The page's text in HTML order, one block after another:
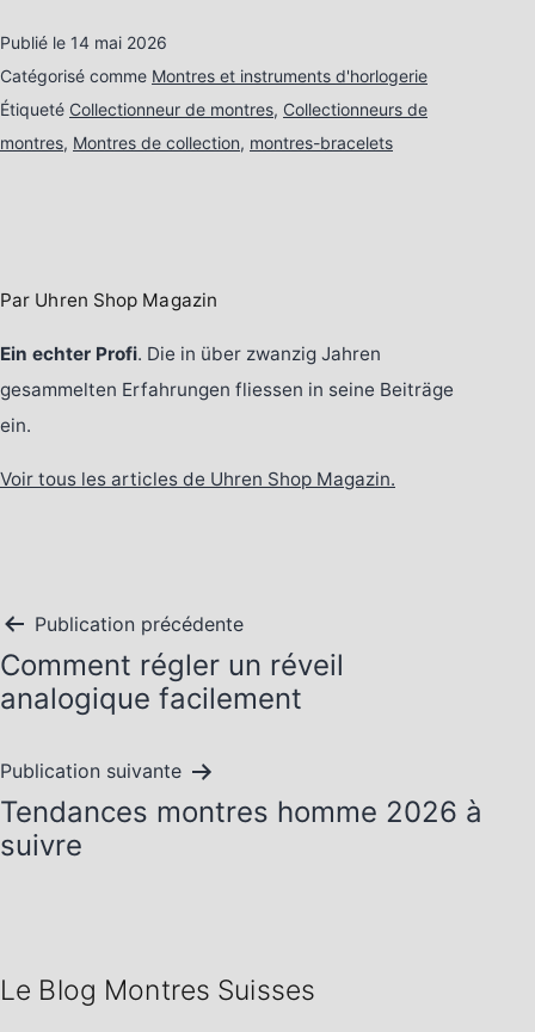
Publié le 14 mai 2026
Catégorisé comme Montres et instruments d'horlogerie
Étiqueté Collectionneur de montres, Collectionneurs de
montres, Montres de collection, montres-bracelets
Par Uhren Shop Magazin
Ein echter Profi. Die in über zwanzig Jahren
gesammelten Erfahrungen fliessen in seine Beiträge
ein.
Voir tous les articles de Uhren Shop Magazin.
Navigation
de
Publication précédente
Comment régler un réveil
analogique facilement
Publication suivante
Tendances montres homme 2026 à
suivre
Le Blog Montres Suisses